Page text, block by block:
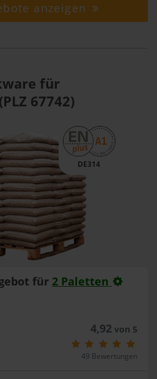
anzeigen
für
67742)
DE314
für 2 Paletten
4,92von 5
49 Bewertungen